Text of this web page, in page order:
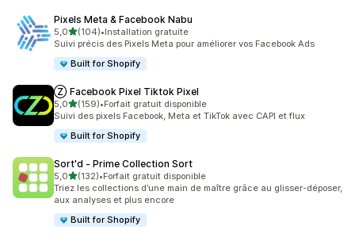
Pixels Meta & Facebook Nabu
5,0étoile(s) sur 5
(104)
104 avis au total
•Installation gratuite
Suivi précis des Pixels Meta pour améliorer vos Facebook Ads
Built for Shopify
Ⓩ Facebook Pixel Tiktok Pixel
5,0étoile(s) sur 5
(159)
159 avis au total
•Forfait gratuit disponible
Suivi des pixels Facebook, Meta et TikTok avec CAPI et flux
Built for Shopify
Sort'd ‑ Prime Collection Sort
5,0étoile(s) sur 5
(132)
132 avis au total
•Forfait gratuit disponible
Triez les collections d’une main de maître grâce au glisser-déposer,
aux analyses et plus encore
Built for Shopify